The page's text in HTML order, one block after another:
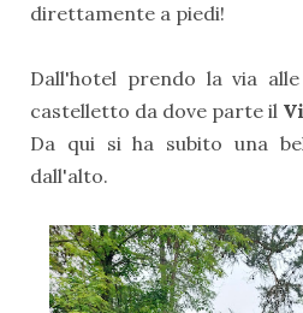
direttamente a piedi!
Dall'hotel prendo la via
castelletto da dove parte il
Da qui si ha subito una
dall'alto.